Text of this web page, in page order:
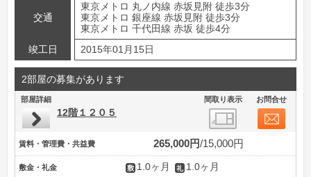
交通
東京メトロ 丸ノ内線 赤坂見附 徒歩3分
東京メトロ 銀座線 赤坂見附 徒歩3分
東京メトロ 千代田線 赤坂 徒歩4分
竣工日
2015年01月15日
2部屋の募集があります
部屋詳細 間取り表示 お問合せ
12階１２０５
賃料・管理費・共益費 265,000円 15,000円
敷金・礼金 1.0ヶ月 1.0ヶ月